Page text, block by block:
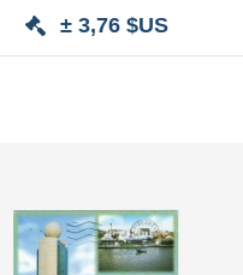
± 3,76 $US